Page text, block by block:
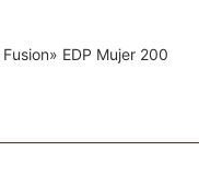
EDP Mujer 200